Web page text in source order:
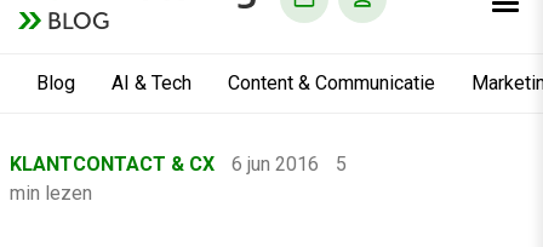
BLOG
Blog AI & Tech Content & Communicatie
›KLANTCONTACT & CX 6 jun 2016
5
min lezen